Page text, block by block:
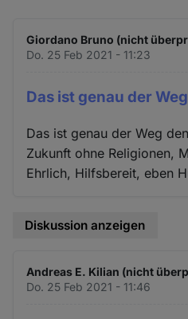
Giordano Bruno (nicht
Do. 25 Feb 2021 - 11:23
Das ist genau der
Das ist genau der Weg
Zukunft ohne Religionen,
Ehrlich, Hilfsbereit, eben
Diskussion anzeigen
Andreas E. Kilian (nicht
Do. 25 Feb 2021 - 11:46